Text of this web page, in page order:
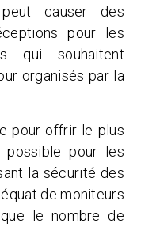
causer des
pour les
qui souhaitent
organisés par la
pour offrir le plus
possible pour les
la sécurité des
de moniteurs
le nombre de